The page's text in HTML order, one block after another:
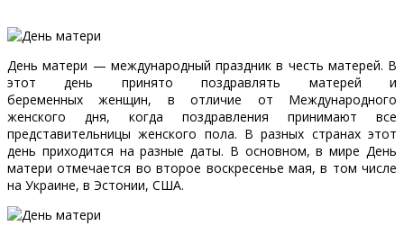
День матери — международный праздник в честь матерей. В
этот день принято поздравлять матерей и
беременных женщин, в отличие от Международного
женского дня, когда поздравления принимают все
представительницы женского пола. В разных странах этот
день приходится на разные даты. В основном, в мире День
матери отмечается во второе воскресенье мая, в том числе
на Украине, в Эстонии, США.